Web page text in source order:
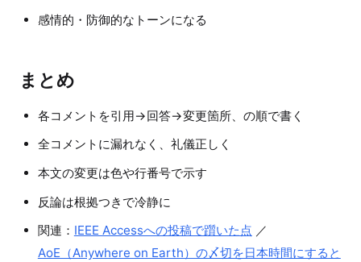
感情的・防御的なトーンになる
まとめ
各コメントを引用→回答→変更箇所、の順で書く
全コメントに漏れなく、礼儀正しく
本文の変更は色や行番号で示す
反論は根拠つきで冷静に
関連： IEEE Accessへの投稿で躓いた点 ／
AoE（Anywhere on Earth）の〆切を日本時間にすると